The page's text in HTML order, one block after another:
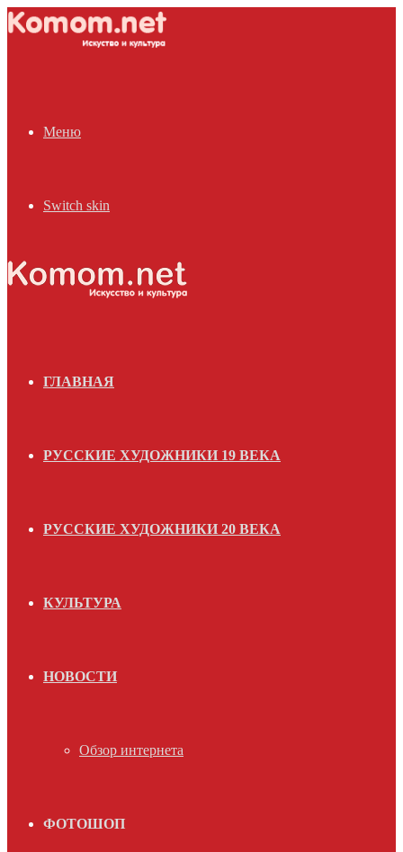
Меню
Switch skin
ГЛАВНАЯ
РУССКИЕ ХУДОЖНИКИ 19 ВЕКА
РУССКИЕ ХУДОЖНИКИ 20 ВЕКА
КУЛЬТУРА
НОВОСТИ
Обзор интернета
ФОТОШОП